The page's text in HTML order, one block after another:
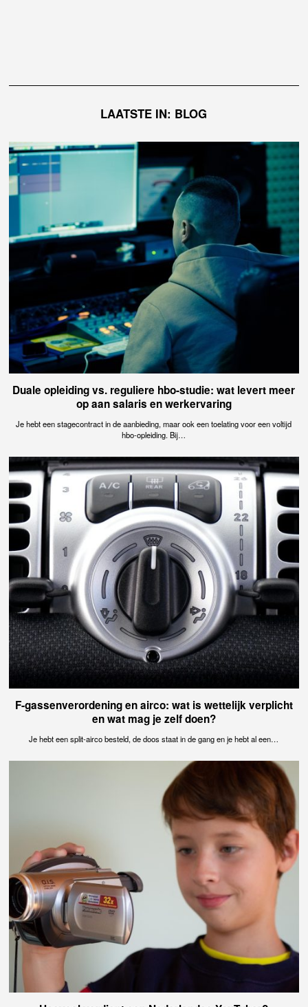
LAATSTE IN: BLOG
Duale opleiding vs. reguliere hbo-studie: wat levert meer
op aan salaris en werkervaring
Je hebt een stagecontract in de aanbieding, maar ook een toelating voor een voltijd
hbo-opleiding. Bij…
F-gassenverordening en airco: wat is wettelijk verplicht
en wat mag je zelf doen?
Je hebt een split-airco besteld, de doos staat in de gang en je hebt al een…